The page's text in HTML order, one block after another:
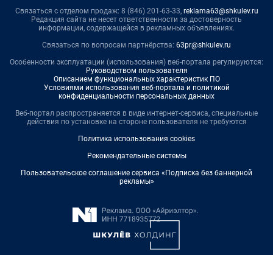
Связаться с отделом продаж: 8 (846) 201-63-33, reklama63@shkulev.ru
Редакция сайта не несет ответственности за достоверность
информации, содержащейся в рекламных объявлениях.
Связаться по вопросам партнёрства: 63pr@shkulev.ru
Особенности эксплуатации (использования) веб-портала регулируются:
Руководством пользователя
Описанием функциональных характеристик ПО
Условиями использования веб-портала и политикой
конфиденциальности персональных данных
Веб-портал распространяется в виде интернет-сервиса, специальные
действия по установке на стороне пользователя не требуются
Политика использования cookies
Рекомендательные системы
Пользовательское соглашение сервиса «Подписка без баннерной
рекламы»